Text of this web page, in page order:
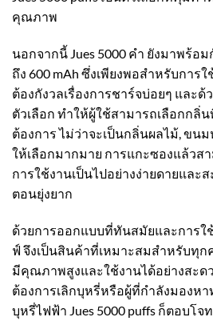
คุณภาพ
นอกจากนี้ Jues 5000 คำ ยังมาพร้อ
ถึง 600 mAh ซึ่งเพียงพอสำหรับการ
ต้องกังวลเรื่องการชาร์จบ่อยๆ และ
ตัวเลือก ทำให้ผู้ใช้สามารถเลือกกลิ่
ต้องการ ไม่ว่าจะเป็นกลิ่นผลไม้, ขน
ให้เลือกมากมาย การแกะซองแล้วส
การใช้งานเป็นไปอย่างง่ายดายและ
ตอนยุ่งยาก
ด้วยการออกแบบที่ทันสมัยและการใ
ฟ์ จึงเป็นสินค้าที่เหมาะสมสำหรับทุ
มีคุณภาพสูงและใช้งานได้อย่างสะด
ต้องการเลิกบุหรี่หรือผู้ที่กำลังมองห
บุหรี่ไฟฟ้า Jues 5000 puffs ก็ตอบโ